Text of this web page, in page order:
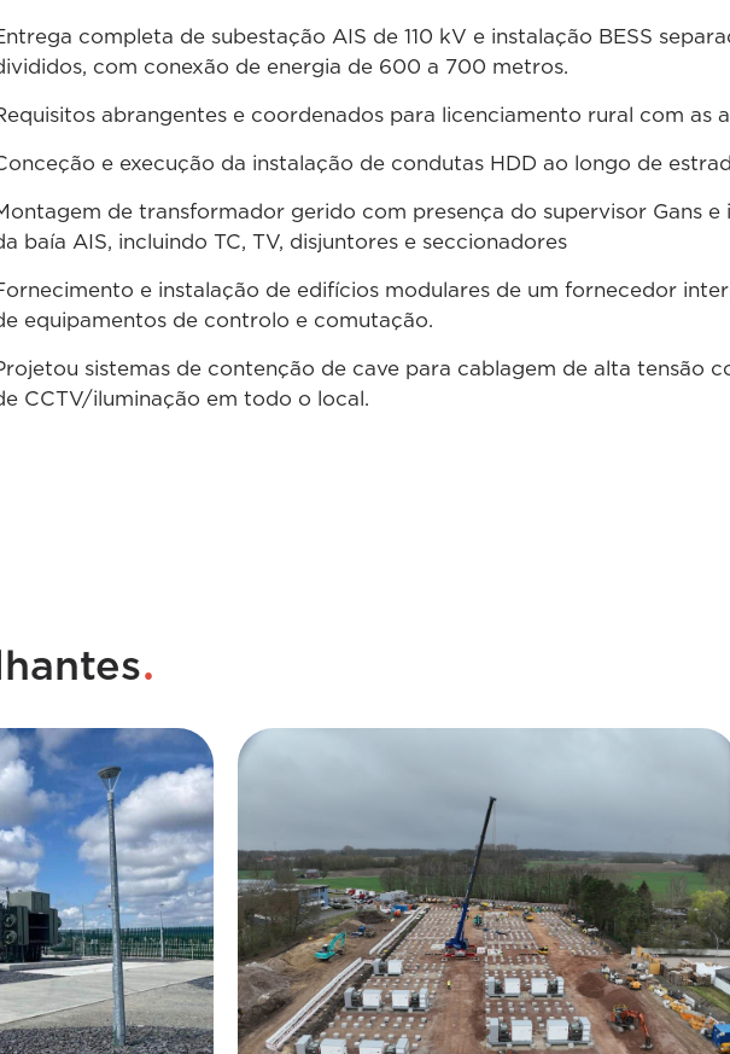
completa de subestação AIS de 110 kV e instalação BESS
com conexão de energia de 600 a 700 metros.
abrangentes e coordenados para licenciamento rural com as
e execução da instalação de condutas HDD ao longo de
de transformador gerido com presença do supervisor Gans
baía AIS, incluindo TC, TV, disjuntores e seccionadores
e instalação de edifícios modulares de um fornecedor
equipamentos de controlo e comutação.
sistemas de contenção de cave para cablagem de alta tensão
CCTV/iluminação em todo o local.
.